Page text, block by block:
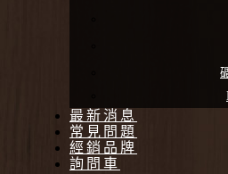
最新消息
常見問題
經銷品牌
詢問車